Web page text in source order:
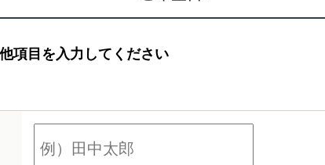
項目を入力してください